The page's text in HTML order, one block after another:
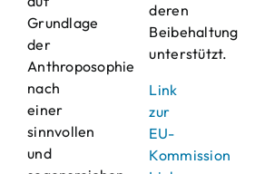
Grundlage
der
Anthroposophie
nach
einer
sinnvollen
und
deren
Beibehaltung
unterstützt.
Link
zur
EU-
Kommission